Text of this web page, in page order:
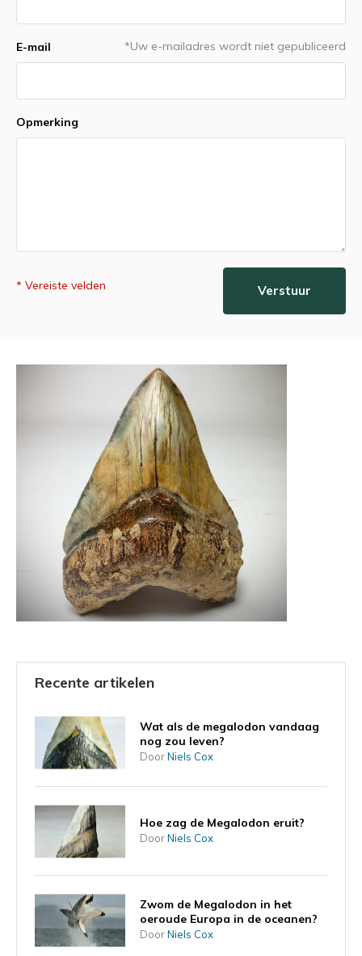
E-mail *Uw e-mailadres wordt niet gepubliceerd
Opmerking
* Vereiste velden Verstuur
Recente artikelen
Wat als de megalodon vandaag
nog zou leven?
DoorNiels Cox
Hoe zag de Megalodon eruit?
DoorNiels Cox
Zwom de Megalodon in het
oeroude Europa in de oceanen?
DoorNiels Cox